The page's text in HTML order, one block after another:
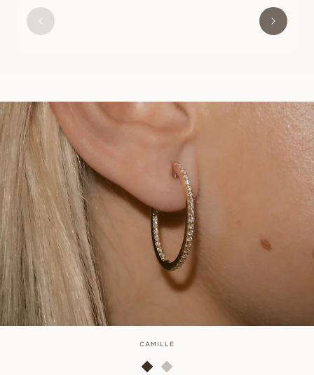
CAMILLE